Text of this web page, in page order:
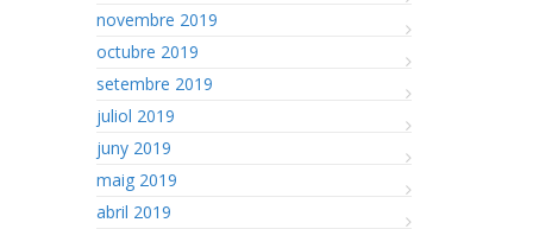
novembre 2019
octubre 2019
setembre 2019
juliol 2019
juny 2019
maig 2019
abril 2019